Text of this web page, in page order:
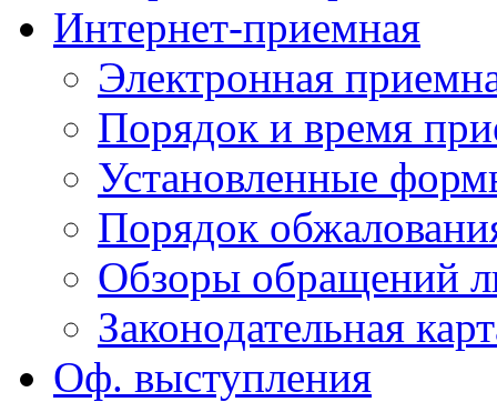
Интернет-приемная
Электронная
Порядок и время
Установленные
Порядок
Обзоры обращений
Законодательная
Оф. выступления